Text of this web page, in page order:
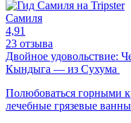
Самиля
4,91
23 отзыва
Двойное удовольствие:
Кындыга — из Сухума
Полюбоваться горными
лечебные грязевые ванны